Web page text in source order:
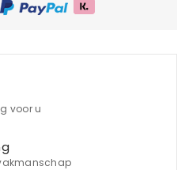
voor u